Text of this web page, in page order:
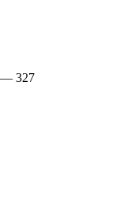
— 327